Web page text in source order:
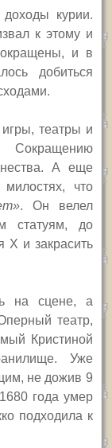
курии.
к этому и
и в
добиться
театры и
Сокращению
А еще
что
. Он велел
статуям, до
X и закрасить
на сцене, а
театр,
Кристиной
Уже
не дожив 9
года умер
подходила к